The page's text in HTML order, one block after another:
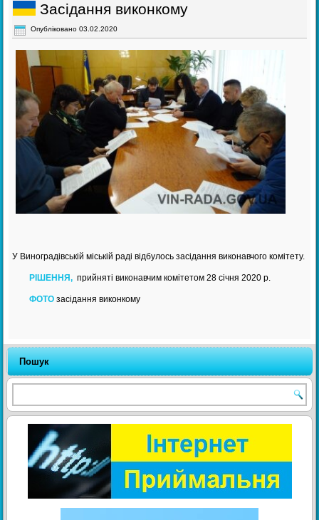
Засідання виконкому
Опубліковано 03.02.2020
У Виноградівській міській раді відбулось засідання виконавчого комітету.
РІШЕННЯ, прийняті виконавчим комітетом 28 січня 2020 р.
ФОТО засідання виконкому
Пошук